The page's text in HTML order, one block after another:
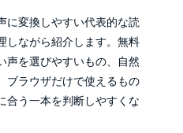
に変換しやすい代表的な読
しながら紹介します。無料
声を選びやすいもの、自然
ブラウザだけで使えるもの
合う一本を判断しやすくな